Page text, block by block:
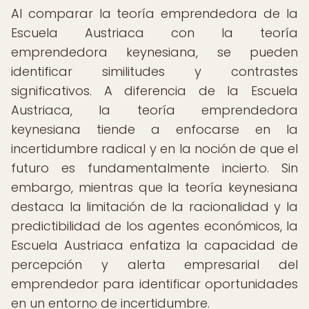
Al comparar la teoría emprendedora de la
Escuela Austriaca con la teoría
emprendedora keynesiana, se pueden
identificar similitudes y contrastes
significativos. A diferencia de la Escuela
Austriaca, la teoría emprendedora
keynesiana tiende a enfocarse en la
incertidumbre radical y en la noción de que el
futuro es fundamentalmente incierto. Sin
embargo, mientras que la teoría keynesiana
destaca la limitación de la racionalidad y la
predictibilidad de los agentes económicos, la
Escuela Austriaca enfatiza la capacidad de
percepción y alerta empresarial del
emprendedor para identificar oportunidades
en un entorno de incertidumbre.